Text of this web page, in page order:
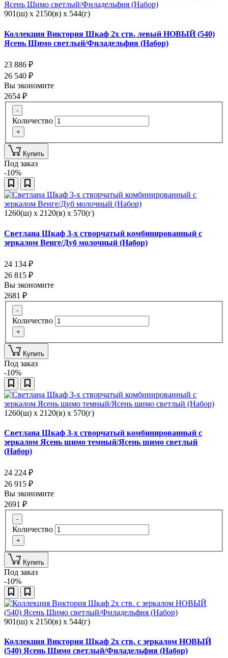
901(ш) x 2150(в) x 544(г)
Коллекция Виктория Шкаф 2х ств. левый НОВЫЙ (540)
Ясень Шимо светлый/Филадельфия (Набор)
23 886 ₽
26 540 ₽
Вы экономите
2654 ₽
-
Количество
+
Купить
Под заказ
-10%
1260(ш) x 2120(в) x 570(г)
Светлана Шкаф 3-х створчатый комбинированный с
зеркалом Венге/Дуб молочный (Набор)
24 134 ₽
26 815 ₽
Вы экономите
2681 ₽
-
Количество
+
Купить
Под заказ
-10%
1260(ш) x 2120(в) x 570(г)
Светлана Шкаф 3-х створчатый комбинированный с
зеркалом Ясень шимо темный/Ясень шимо светлый
(Набор)
24 224 ₽
26 915 ₽
Вы экономите
2691 ₽
-
Количество
+
Купить
Под заказ
-10%
901(ш) x 2150(в) x 544(г)
Коллекция Виктория Шкаф 2х ств. с зеркалом НОВЫЙ
(540) Ясень Шимо светлый/Филадельфия (Набор)